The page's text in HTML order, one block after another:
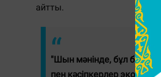
айтты.
"Шын мәнінде, бұл
пен кәсіпкерлер